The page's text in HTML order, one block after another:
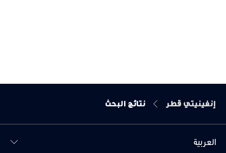
إنفينيتي قطر نتائج البحث
العربية